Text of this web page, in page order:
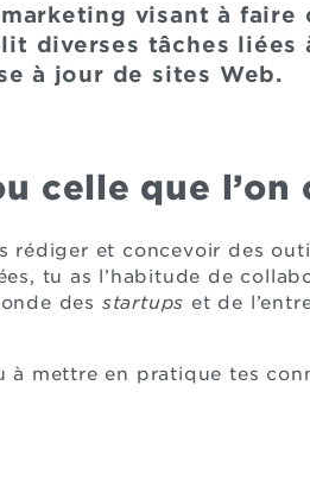
visant à faire
diverses tâches liées
à jour de sites Web.
celle que l’on
rédiger et concevoir des
tu as l’habitude de
des startups et de
à mettre en pratique tes